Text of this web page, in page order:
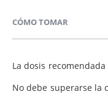
CÓMO TOMAR
La dosis recomendada
No debe superarse la